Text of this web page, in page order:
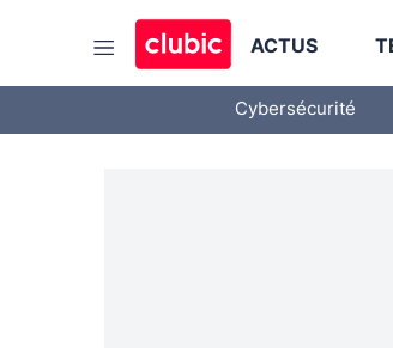
ACTUS
Cybersécurité